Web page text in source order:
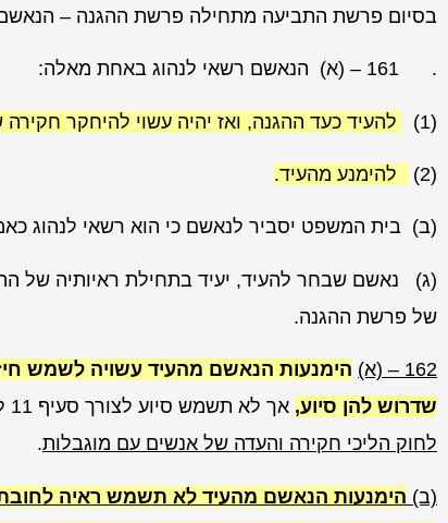
בסיום פרשת התביעה מתחילה פרשת ההגנה –
. 161 – (א) הנאשם רשאי לנהוג באחת מאלה:
(1) להעיד כעד ההגנה, ואז יהיה עשוי להיחקר חקירה
(2) להימנע מהעיד.
(ב) בית המשפט יסביר לנאשם כי הוא רשאי לנהוג
(ג) נאשם שבחר להעיד, יעיד בתחילת ראיותיה של
של פרשת ההגנה.
162 – (א)
הימנעות הנאשם מהעיד עשויה לשמש
שדרוש להן סיוע, אך לא תשמש סיוע לצורך סעיף 11 לחוק לתיקון הראיות (הגנת ילדים), תשט"ו-1955
לחוק הליכי חקירה והעדה של אנשים עם מוגבלות.
(ב) הימנעות הנאשם מהעיד לא תשמש ראיה